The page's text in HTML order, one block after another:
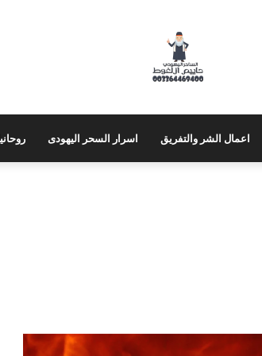
اعمال الشر والتفريق اسرار السحر اليهودى